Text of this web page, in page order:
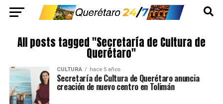
All posts tagged "Secretaría de Cultura de
Querétaro"
CULTURA hace 5 años
Secretaría de Cultura de Querétaro anuncia
creación de nuevo centro en Tolimán